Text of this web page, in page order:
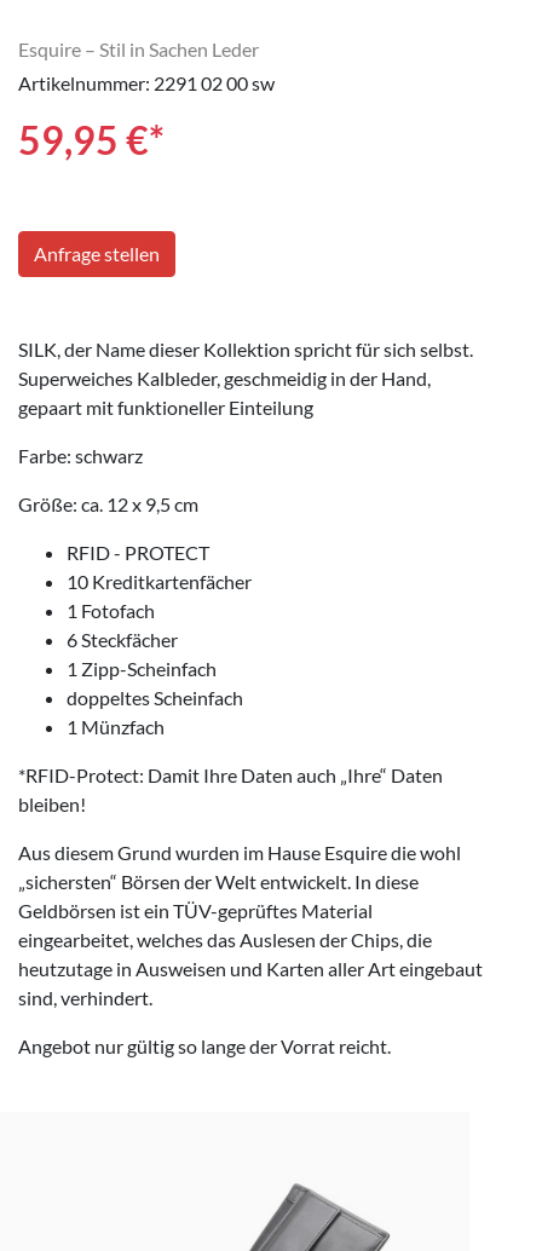
Esquire – Stil in Sachen Leder
Artikelnummer: 2291 02 00 sw
59,95 €*
Anfrage stellen
SILK, der Name dieser Kollektion spricht für sich selbst.
Superweiches Kalbleder, geschmeidig in der Hand,
gepaart mit funktioneller Einteilung
Farbe: schwarz
Größe: ca. 12 x 9,5 cm
RFID - PROTECT
10 Kreditkartenfächer
1 Fotofach
6 Steckfächer
1 Zipp-Scheinfach
doppeltes Scheinfach
1 Münzfach
*RFID-Protect: Damit Ihre Daten auch „Ihre“ Daten
bleiben!
Aus diesem Grund wurden im Hause Esquire die wohl
„sichersten“ Börsen der Welt entwickelt. In diese
Geldbörsen ist ein TÜV-geprüftes Material
eingearbeitet, welches das Auslesen der Chips, die
heutzutage in Ausweisen und Karten aller Art eingebaut
sind, verhindert.
Angebot nur gültig so lange der Vorrat reicht.